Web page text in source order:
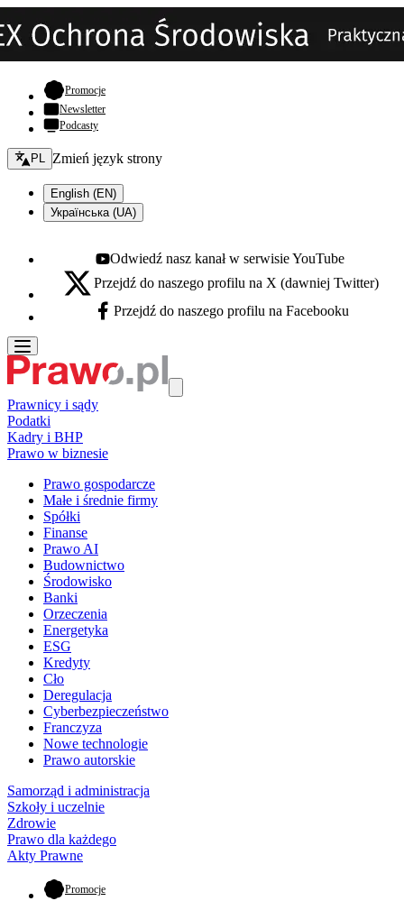
Promocje- otwiera się w nowej karcie
Newsletter
Podcasty
Zmień język - bieżący:
PL Zmień język strony
English (EN)
Українська (UA)
Youtube - otwiera się w nowej karcie
Odwiedź nasz kanał w serwisie YouTube
X - otwiera się w nowej karcie
Przejdź do naszego profilu na X (dawniej Twitter)
Facebook - otwiera się w nowej karcie
Przejdź do naszego profilu na Facebooku
Prawnicy i sądy
Podatki
Kadry i BHP
Prawo w biznesie
Prawo gospodarcze
Małe i średnie firmy
Spółki
Finanse
Prawo AI
Budownictwo
Środowisko
Banki
Orzeczenia
Energetyka
ESG
Kredyty
Cło
Deregulacja
Cyberbezpieczeństwo
Franczyza
Nowe technologie
Prawo autorskie
Samorząd i administracja
Szkoły i uczelnie
Zdrowie
Prawo dla każdego
Akty Prawne
Promocje- otwiera się w nowej karcie